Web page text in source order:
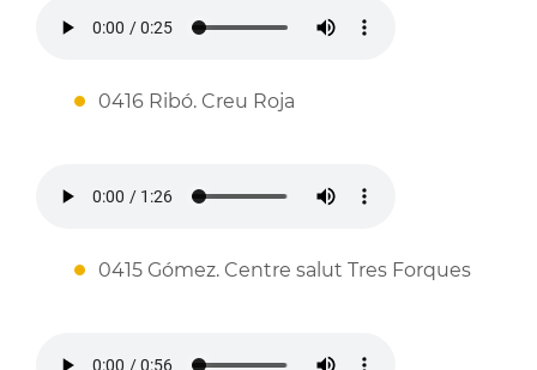
0416 Ribó. Creu Roja
0415 Gómez. Centre salut Tres Forques